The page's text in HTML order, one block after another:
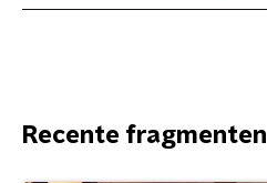
Recente fragmenten